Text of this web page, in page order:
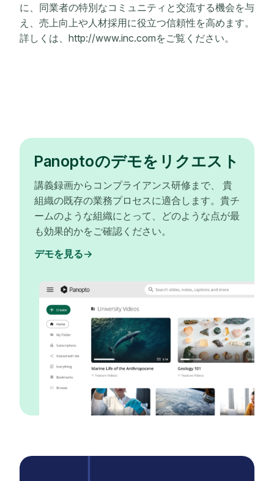
に、同業者の特別なコミュニティと交流する機会を与
え、売上向上や人材採用に役立つ信頼性を高めます。
詳しくは、http://www.inc.comをご覧ください。
Panoptoのデモをリクエスト
講義録画からコンプライアンス研修まで、 貴
組織の既存の業務プロセスに適合します。貴チ
ームのような組織にとって、どのような点が最
も効果的かをご確認ください。
デモを見る